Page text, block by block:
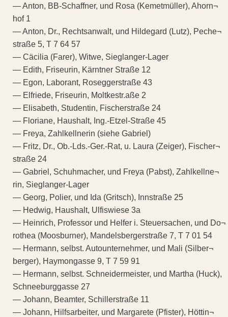
— Anton, BB-Schaffner, und Rosa (Kemetmüller), Ahorn¬
hof 1
— Anton, Dr., Rechtsanwalt, und Hildegard (Lutz), Peche¬
straße 5, T 7 64 57
— Cäcilia (Farer), Witwe, Sieglanger-Lager
— Edith, Friseurin, Kärntner Straße 12
— Egon, Laborant, Roseggerstraße 43
— Elfriede, Friseurin, Moltkestr.aße 2
— Elisabeth, Studentin, Fischerstraße 24
— Floriane, Haushalt, Ing.-Etzel-Straße 45
— Freya, Zahlkellnerin (siehe Gabriel)
— Fritz, Dr., Ob.-Lds.-Ger.-Rat, u. Laura (Zeiger), Fischer¬
straße 24
— Gabriel, Schuhmacher, und Freya (Pabst), Zahlkellne¬
rin, Sieglanger-Lager
— Georg, Polier, und Ida (Gritsch), Innstraße 25
— Hedwig, Haushalt, Ulfiswiese 3a
— Heinrich, Professor und Helfer i. Steuersachen, und Do¬
rothea (Moosburner), Mandelsbergerstraße 7, T 7 01 54
— Hermann, selbst. Autounternehmer, und Mali (Silber¬
berger), Haymongasse 9, T 7 59 91
— Hermann, selbst. Schneidermeister, und Martha (Huck),
Schneeburggasse 27
— Johann, Beamter, Schillerstraße 11
— Johann, Hilfsarbeiter, und Margarete (Pfister), Höttin¬